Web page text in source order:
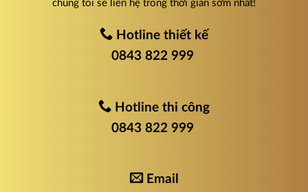
chúng tôi sẽ liên hệ trong thời gian sớm nhất!
Hotline thiết kế
0843 822 999
Hotline thi công
0843 822 999
Email